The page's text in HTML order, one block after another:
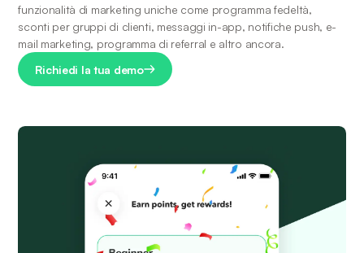
funzionalità di marketing uniche come programma fedeltà,
sconti per gruppi di clienti, messaggi in-app, notifiche push, e-
mail marketing, programma di referral e altro ancora.
Richiedi la tua demo